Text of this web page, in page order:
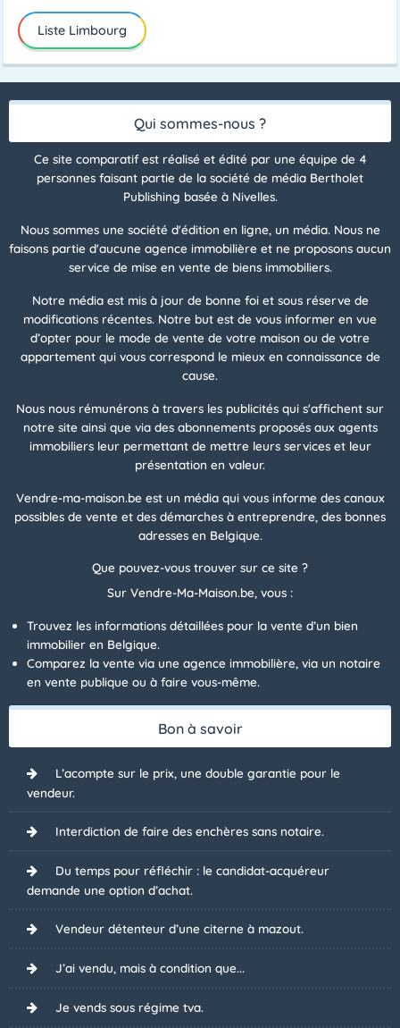
Liste Limbourg
Qui sommes-nous ?
Ce site comparatif est réalisé et édité par une équipe de 4
personnes faisant partie de la société de média Bertholet
Publishing basée à Nivelles.
Nous sommes une société d'édition en ligne, un média. Nous ne
faisons partie d'aucune agence immobilière et ne proposons aucun
service de mise en vente de biens immobiliers.
Notre média est mis à jour de bonne foi et sous réserve de
modifications récentes. Notre but est de vous informer en vue
d’opter pour le mode de vente de votre maison ou de votre
appartement qui vous correspond le mieux en connaissance de
cause.
Nous nous rémunérons à travers les publicités qui s'affichent sur
notre site ainsi que via des abonnements proposés aux agents
immobiliers leur permettant de mettre leurs services et leur
présentation en valeur.
Vendre-ma-maison.be est un média qui vous informe des canaux
possibles de vente et des démarches à entreprendre, des bonnes
adresses en Belgique.
Que pouvez-vous trouver sur ce site ?
Sur Vendre-Ma-Maison.be, vous :
Trouvez les informations détaillées pour la vente d’un bien
immobilier en Belgique.
Comparez la vente via une agence immobilière, via un notaire
en vente publique ou à faire vous-même.
Bon à savoir
L’acompte sur le prix, une double garantie pour le
vendeur.
Interdiction de faire des enchères sans notaire.
Du temps pour réfléchir : le candidat-acquéreur
demande une option d’achat.
Vendeur détenteur d’une citerne à mazout.
J’ai vendu, mais à condition que...
Je vends sous régime tva.